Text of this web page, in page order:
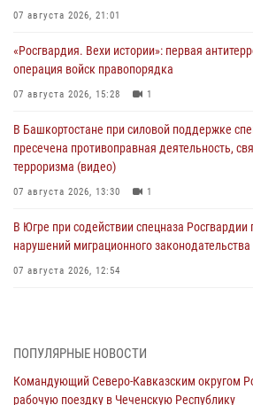
07 августа 2026, 21:01
«Росгвардия. Вехи истории»: первая
операция войск правопорядка
07 августа 2026, 15:28 1
В Башкортостане при силовой поддержке
пресечена противоправная деятельность,
терроризма (видео)
07 августа 2026, 13:30 1
В Югре при содействии спецназа Росгвардии
нарушений миграционного законодательства
07 августа 2026, 12:54
Росгвардии (видео)
ПОПУЛЯРНЫЕ НОВОСТИ
Командующий Северо-Кавказским округом
рабочую поездку в Чеченскую Республику